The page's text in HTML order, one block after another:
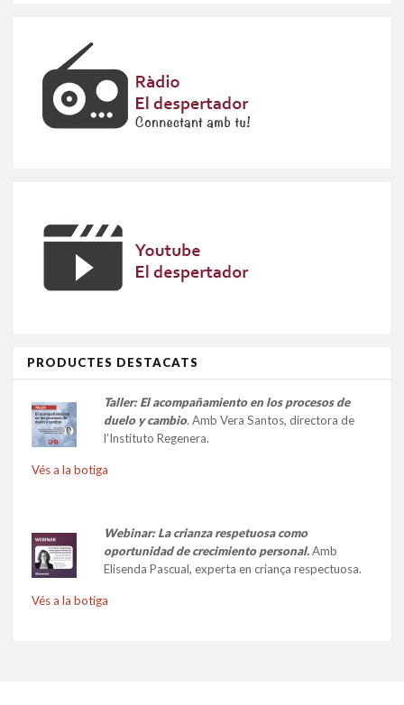
PRODUCTES DESTACATS
Taller: El acompañamiento en los procesos de
duelo y cambio. Amb Vera Santos, directora de
l’Instituto Regenera.
Vés a la botiga
Webinar: La crianza respetuosa como
oportunidad de crecimiento personal.Amb
Elisenda Pascual, experta en criança respectuosa.
Vés a la botiga